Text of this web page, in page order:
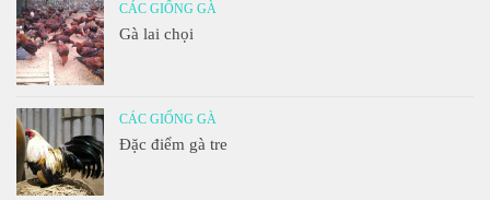
CÁC GIỐNG GÀ
Gà lai chọi
CÁC GIỐNG GÀ
Đặc điểm gà tre